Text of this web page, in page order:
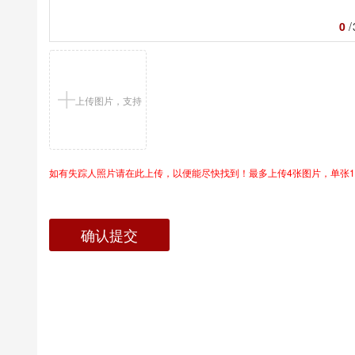
0 /
上传图片，支持
如有失踪人照片请在此上传，以便能尽快找到！最多上传4张图片，单张
确认提交